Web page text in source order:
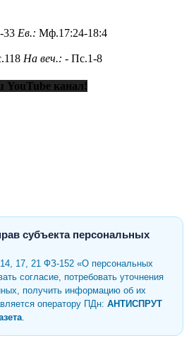
33 Ев.: Мф.17:24-18:4
На веч.: - Пс.1-8
YouTube канал!
субъекта персональных
14, 17, 21 ФЗ-152 «О персональных
согласие, потребовать уточнения
получить информацию об их
оператору ПДн: АНТИСПРУТ
.